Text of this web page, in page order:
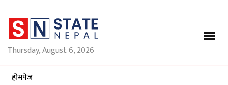
Thursday, August 6, 2026
होमपेज